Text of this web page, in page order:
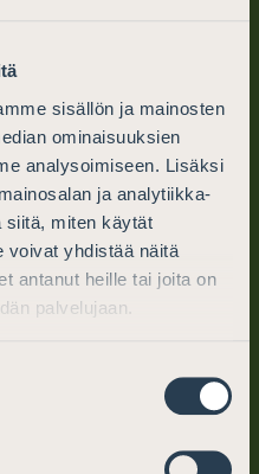
sisällön ja mainosten
ominaisuuksien
analysoimiseen. Lisäksi
ja analytiikka-
siitä, miten käytät
voivat yhdistää näitä
antanut heille tai joita on
palvelujaan.